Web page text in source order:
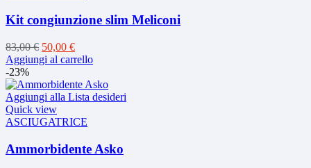
Kit congiunzione slim Meliconi
83,00€ Il
prezzo
era:
83,00 €.
50,00 €Il
prezzo
è:
50,00 €.
Aggiungi al carrello
-23%
Aggiungi alla Lista desideri
Quick view
ASCIUGATRICE
Ammorbidente Asko